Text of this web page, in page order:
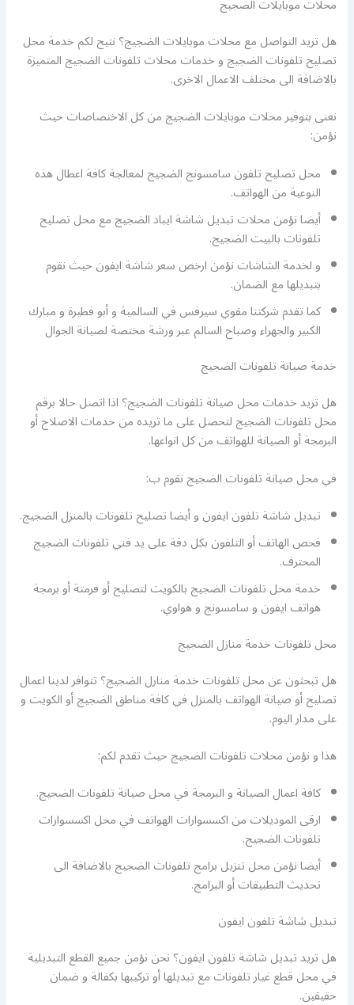
محلات موبايلات الضجيج
هل تريد التواصل مع محلات موبايلات الضجيج؟ نتيح لكم خدمة محل
تصليح تلفونات الضجيج و خدمات محلات تلفونات الضجيج المتميزة
بالاضافة الى مختلف الاعمال الاخرى.
نعنى بتوفير محلات موبايلات الضجيج من كل الاختصاصات حيث
نؤمن:
محل تصليح تلفون سامسونج الضجيج لمعالجة كافة اعطال هذه
النوعية من الهواتف.
أيضا نؤمن محلات تبديل شاشة ايباد الضجيج مع محل تصليح
تلفونات بالبيت الضجيج.
و لخدمة الشاشات نؤمن ارخص سعر شاشة ايفون حيث نقوم
بتبديلها مع الضمان.
كما تقدم شركتنا مقوي سيرفس في السالمية و أبو فطيرة و مبارك
الكبير والجهراء وصباح السالم عبر ورشة مختصة لصيانة الجوال
خدمة صيانة تلفونات الضجيج
هل تريد خدمات محل صيانة تلفونات الضجيج؟ اذا اتصل حالا برقم
محل تلفونات الضجيج لتحصل على ما تريده من خدمات الاصلاح أو
البرمجة أو الصيانة للهواتف من كل انواعها.
في محل صيانة تلفونات الضجيج نقوم ب:
تبديل شاشة تلفون ايفون و أيضا تصليح تلفونات بالمنزل الضجيج.
فحص الهاتف أو التلفون بكل دقة على يد فني تلفونات الضجيج
المحترف.
خدمة محل تلفونات الضجيج بالكويت لتصليح أو فرمتة أو برمجة
هواتف ايفون و سامسونج و هواوي.
محل تلفونات خدمة منازل الضجيج
هل تبحثون عن محل تلفونات خدمة منارل الضجيج؟ تتوافر لدينا اعمال
تصليح أو صيانة الهواتف بالمنزل في كافة مناطق الضجيج أو الكويت و
على مدار اليوم.
هذا و نؤمن محلات تلفونات الضجيج حيث تقدم لكم:
كافة اعمال الصيانة و البرمجة في محل صيانة تلفونات الضجيج.
ارقى الموديلات من اكسسوارات الهواتف في محل اكسسوارات
تلفونات الضجيج.
أيضا نؤمن محل تنزيل برامج تلفونات الضجيج بالاضافة الى
تحديث التطبيقات أو البرامج.
تبديل شاشة تلفون ايفون
هل تريد تبديل شاشة تلفون ايفون؟ نحن نؤمن جميع القطع التبديلية
في محل قطع غيار تلفونات مع تبديلها أو تركيبها بكفالة و ضمان
حقيقين.